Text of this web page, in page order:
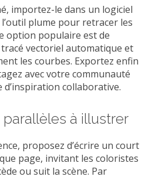
importez-le dans un logiciel
plume pour retracer les
option populaire est de
vectoriel automatique et
les courbes. Exportez enfin
avec votre communauté
collaborative.
à illustrer
proposez d’écrire un court
page, invitant les coloristes
ou suit la scène. Par